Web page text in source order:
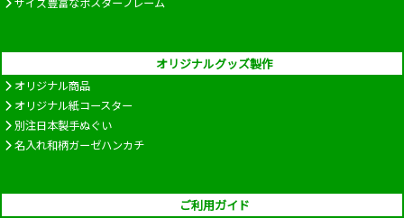
オリジナルグッズ製作
オリジナル商品
オリジナル紙コースター
別注日本製手ぬぐい
名入れ和柄ガーゼハンカチ
ご利用ガイド